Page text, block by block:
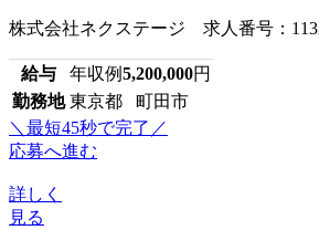
株式会社ネクステージ 求人番号：
給与 年収例5,200,000円
勤務地 東京都 町田市
＼最短45秒で完了／
応募へ進む
詳しく
見る